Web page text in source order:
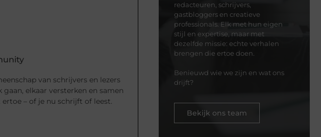
van schrijvers en lezers
elkaar versterken en samen
– of je nu schrijft of leest.
redacteuren, schrijvers,
gastbloggers en creatieve
professionals. Elk met hun eigen
stijl en expertise, maar met
dezelfde missie: echte verhalen
brengen die ertoe doen.
Benieuwd wie we zijn en wat ons
drijft?
Bekijk ons team